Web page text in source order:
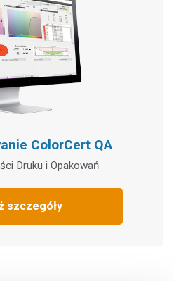
ColorCert QA
Druku i Opakowań
szczegóły